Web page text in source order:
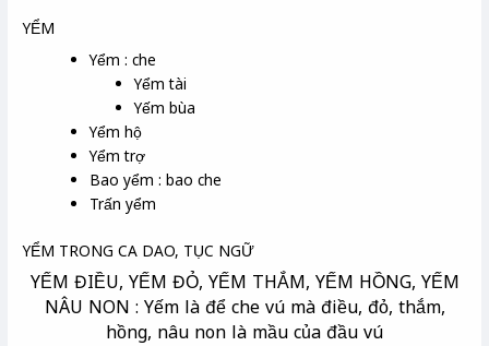
YỂM
Yểm : che
Yểm tài
Yếm bùa
Yểm hộ
Yểm trợ
Bao yểm : bao che
Trấn yểm
YỂM TRONG CA DAO, TỤC NGỮ
YẾM ĐIỀU, YẾM ĐỎ, YẾM THẮM, YẾM HỒNG, YẾM
NÂU NON : Yếm là để che vú mà điều, đỏ, thắm,
hồng, nâu non là mầu của đầu vú